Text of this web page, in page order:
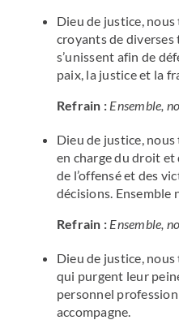
Dieu de justice,
croyants de
s’unissent afin de
paix, la justice et la
Refrain : Ensemble,
Dieu de justice,
en charge du droit et
de l’offensé et des
décisions. Ensemble
Refrain : Ensemble,
Dieu de justice,
qui purgent leur
personnel
accompagne.